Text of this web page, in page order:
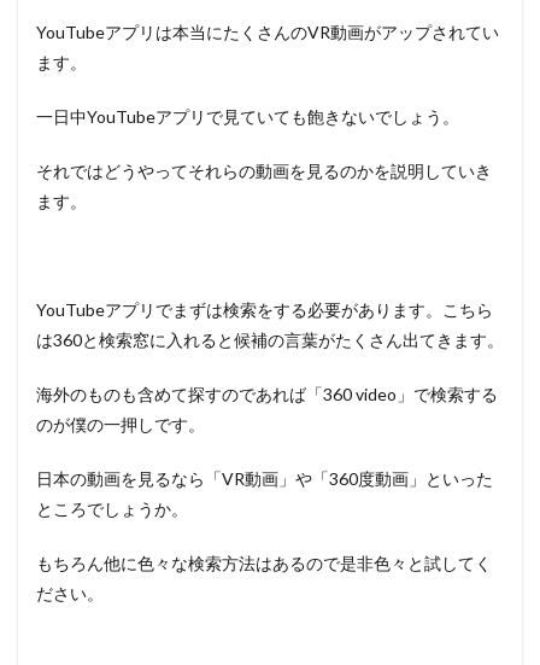
YouTubeアプリは本当にたくさんのVR動画がアップされてい
ます。
一日中YouTubeアプリで見ていても飽きないでしょう。
それではどうやってそれらの動画を見るのかを説明していき
ます。
YouTubeアプリでまずは検索をする必要があります。こちら
は360と検索窓に入れると候補の言葉がたくさん出てきます。
海外のものも含めて探すのであれば「360 video」で検索する
のが僕の一押しです。
日本の動画を見るなら「VR動画」や「360度動画」といった
ところでしょうか。
もちろん他に色々な検索方法はあるので是非色々と試してく
ださい。